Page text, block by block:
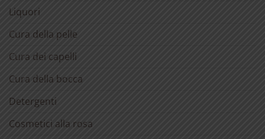
Liquori
Cura della pelle
Cura dei capelli
Cura della bocca
Detergenti
Cosmetici alla rosa